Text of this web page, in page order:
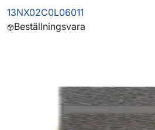
13NX02C0L06011
Beställningsvara